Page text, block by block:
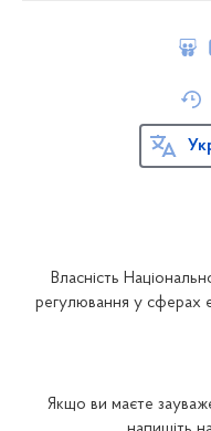
Власність
регулювання у сферах
Якщо ви маєте